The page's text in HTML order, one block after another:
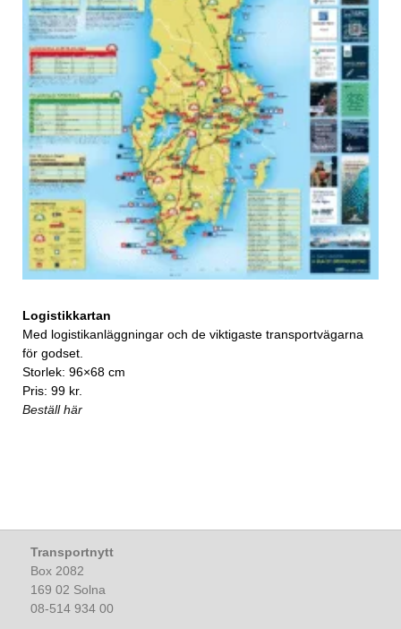
Logistikkartan
Med logistikanläggningar och de viktigaste transportvägarna
för godset.
Storlek: 96×68 cm
Pris: 99 kr.
Beställ här
Transportnytt
Box 2082
169 02 Solna
08-514 934 00